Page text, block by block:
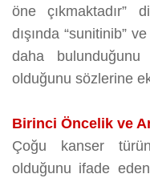
öne çıkmaktadır”
dışında “sunitinib”
daha
olduğunu sözlerine
Birinci Öncelik ve
Çoğu kanser
olduğunu ifade